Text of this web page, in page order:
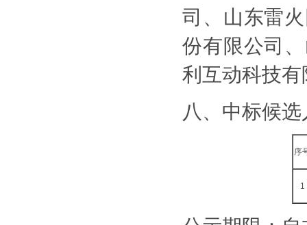
司、山东雷
份有限公司
利互动科技
八、中标候
序
1